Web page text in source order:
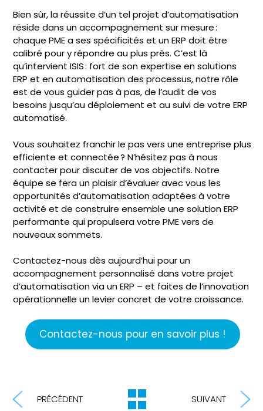
Bien sûr, la réussite d’un tel projet d’automatisation
réside dans un accompagnement sur mesure :
chaque PME a ses spécificités et un ERP doit être
calibré pour y répondre au plus près. C’est là
qu’intervient ISIS : fort de son expertise en solutions
ERP et en automatisation des processus, notre rôle
est de vous guider pas à pas, de l’audit de vos
besoins jusqu’au déploiement et au suivi de votre ERP
automatisé.
Vous souhaitez franchir le pas vers une entreprise plus
efficiente et connectée ? N’hésitez pas à nous
contacter pour discuter de vos objectifs. Notre
équipe se fera un plaisir d’évaluer avec vous les
opportunités d’automatisation adaptées à votre
activité et de construire ensemble une solution ERP
performante qui propulsera votre PME vers de
nouveaux sommets.
Contactez-nous dès aujourd’hui pour un
accompagnement personnalisé dans votre projet
d’automatisation via un ERP – et faites de l’innovation
opérationnelle un levier concret de votre croissance.
Contactez-nous pour en savoir plus !
PRÉCÉDENT SUIVANT